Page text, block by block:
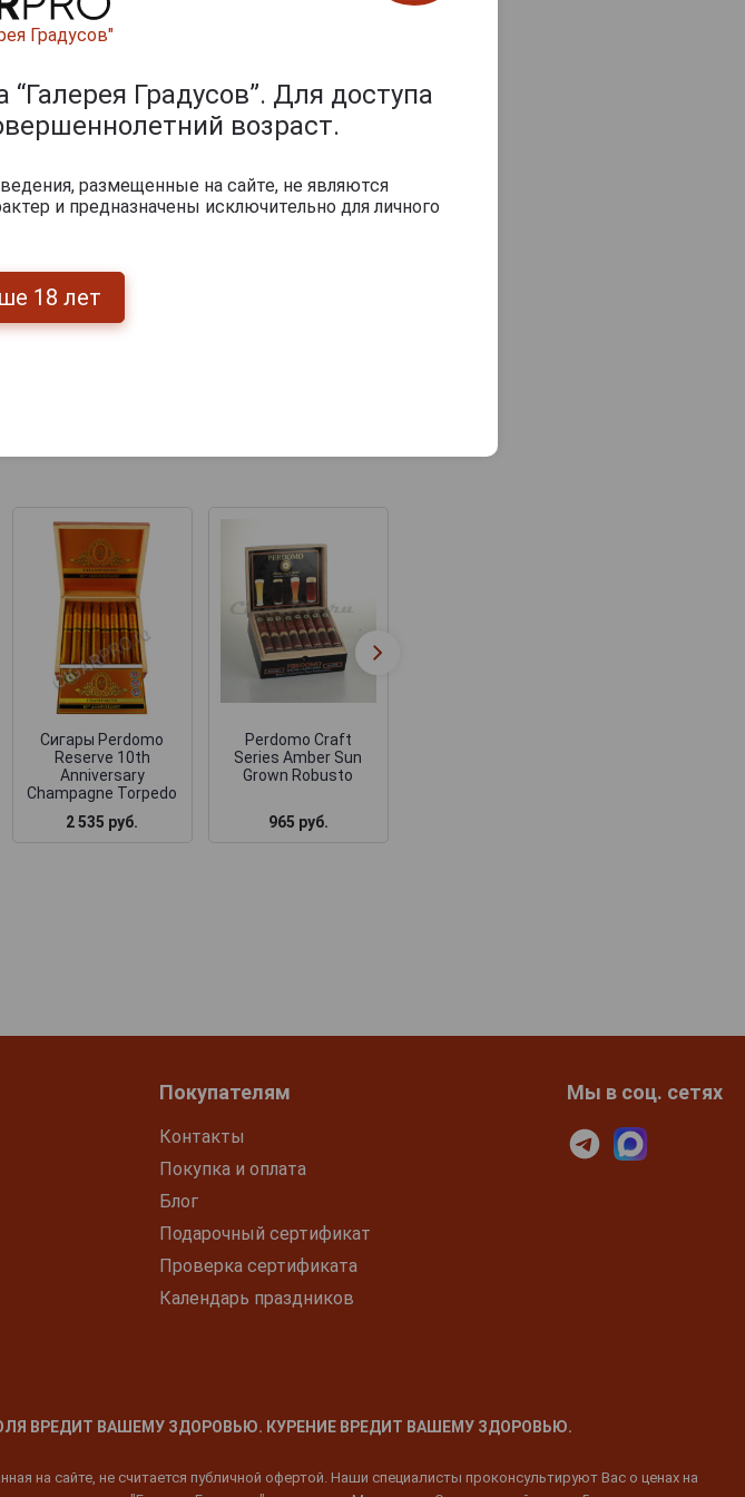
Сигары Perdomo
Reserve 10th
Anniversary
Champagne Torpedo
2 535 руб.
Perdomo Craft
Series Amber Sun
Grown Robusto
965 руб.
Покупателям
Контакты
Покупка и оплата
Блог
Подарочный сертификат
Проверка сертификата
Календарь праздников
Мы в соц. сетях
ВРЕДИТ ВАШЕМУ ЗДОРОВЬЮ. КУРЕНИЕ ВРЕДИТ ВАШЕМУ ЗДОРОВЬЮ.
на сайте, не считается публичной офертой. Наши специалисты проконсультируют Вас о ценах на
Градусов"
Градусов”. Для доступа
возраст.
размещенные на сайте, не являются
и предназначены исключительно для личного
18 лет